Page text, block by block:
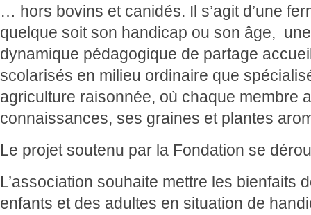
… hors bovins et canidés. Il s’agit d’une
quelque soit son handicap ou son âge,
dynamique pédagogique de partage
scolarisés en milieu ordinaire que
agriculture raisonnée, où chaque membre
connaissances, ses graines et plantes
Le projet soutenu par la Fondation se
L’association souhaite mettre les bienfaits
enfants et des adultes en situation de